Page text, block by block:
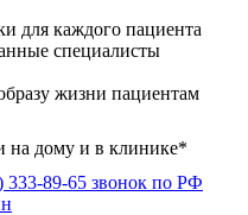
для каждого пациента
специалисты
жизни пациентам
на дому и в клинике*
333-89-65 звонок по РФ